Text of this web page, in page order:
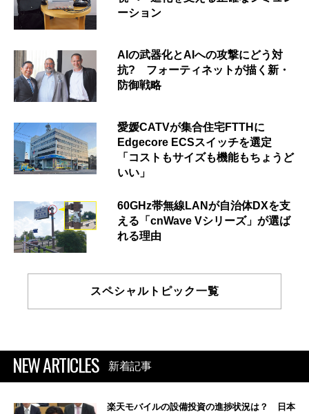
ーション
AIの武器化とAIへの攻撃にどう対
抗? フォーティネットが描く新・
防御戦略
愛媛CATVが集合住宅FTTHに
Edgecore ECSスイッチを選定
「コストもサイズも機能もちょうど
いい」
60GHz帯無線LANが自治体DXを支
える「cnWave Vシリーズ」が選ば
れる理由
スペシャルトピック一覧
NEW ARTICLES 新着記事
楽天モバイルの設備投資の進捗状況は？ 日本